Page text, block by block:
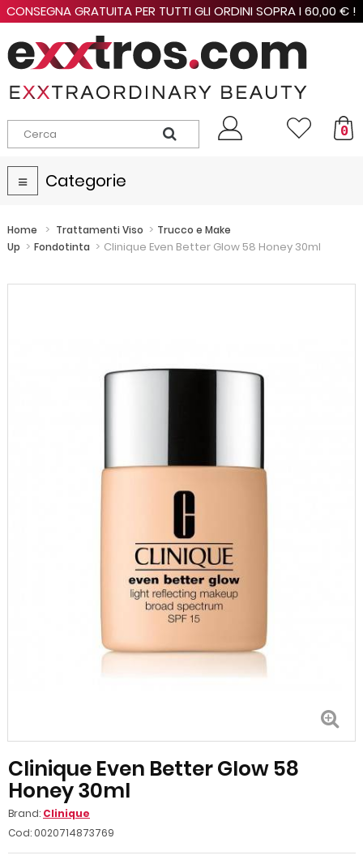
CONSEGNA GRATUITA PER TUTTI GLI ORDINI SOPRA I 60,00 € !
0
Navigazione
Toggle
Categorie
Home > Trattamenti Viso > Trucco e Make
Up > Fondotinta > Clinique Even Better Glow 58 Honey 30ml
Clinique Even Better Glow 58
Honey 30ml
Brand: Clinique
Cod: 0020714873769